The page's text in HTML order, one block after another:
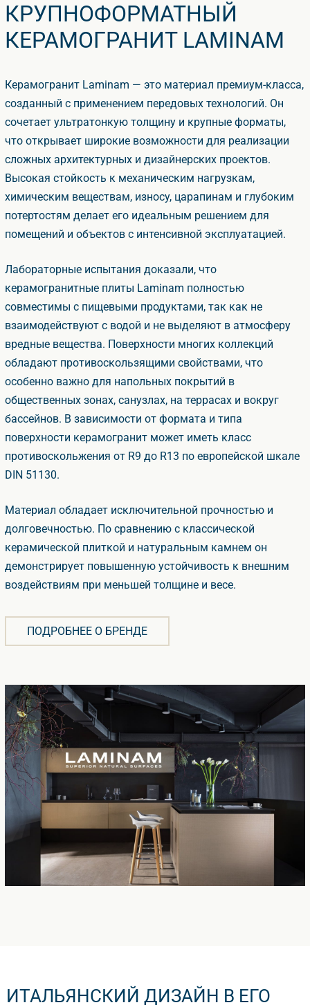
КРУПНОФОРМАТНЫЙ
КЕРАМОГРАНИТ LAMINAM
Керамогранит Laminam — это материал премиум-класса,
созданный с применением передовых технологий. Он
сочетает ультратонкую толщину и крупные форматы,
что открывает широкие возможности для реализации
сложных архитектурных и дизайнерских проектов.
ысокая стойкость к механическим нагрузкам,
химическим веществам, износу, царапинам и глубоким
потертостям делает его идеальным решением для
помещений и объектов с интенсивной эксплуатацией.
Лабораторные испытания доказали, что
керамогранитные плиты Laminam полностью
совместимы с пищевыми продуктами, так как не
заимодействуют с водой и не выделяют в атмосферу
редные вещества. Поверхности многих коллекций
обладают противоскользящими свойствами, что
особенно важно для напольных покрытий
общественных зонах, санузлах, на террасах и вокру
ассейнов. В зависимости от формата и типа
поверхности керамогранит может иметь класс
противоскольжения от R9 до R13 по европейской шкале
DIN 51130.
Материал обладает исключительной прочностью и
долговечностью. По сравнению с классической
керамической плиткой и натуральным камнем он
демонстрирует повышенную устойчивость к внешним
оздействиям при меньшей толщине и весе.
ПОДРОБНЕЕ О БРЕНДЕ
ИТАЛЬЯНСКИЙ ДИЗАЙН В ЕГО